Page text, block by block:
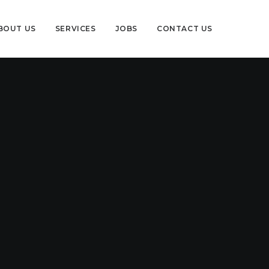
US SERVICES JOBS CONTACT US